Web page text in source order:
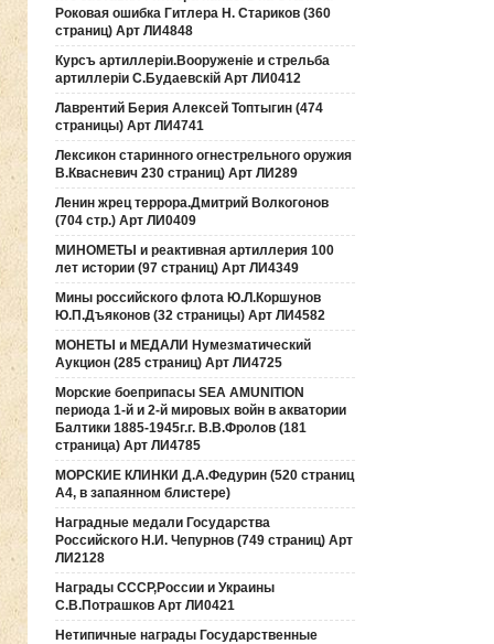
Роковая ошибка Гитлера Н. Стариков (360
страниц) Арт ЛИ4848
Курсъ артиллерiи.Вооруженiе и стрельба
артиллерiи С.Будаевскiй Арт ЛИ0412
Лаврентий Берия Алексей Топтыгин (474
страницы) Арт ЛИ4741
Лексикон старинного огнестрельного оружия
В.Квасневич 230 страниц) Арт ЛИ289
Ленин жрец террора.Дмитрий Волкогонов
(704 стр.) Арт ЛИ0409
МИНОМЕТЫ и реактивная артиллерия 100
лет истории (97 страниц) Арт ЛИ4349
Мины российского флота Ю.Л.Коршунов
Ю.П.Дъяконов (32 страницы) Арт ЛИ4582
МОНЕТЫ и МЕДАЛИ Нумезматический
Аукцион (285 страниц) Арт ЛИ4725
Морские боеприпасы SEA AMUNITION
периода 1-й и 2-й мировых войн в акватории
Балтики 1885-1945г.г. В.В.Фролов (181
страница) Арт ЛИ4785
МОРСКИЕ КЛИНКИ Д.А.Федурин (520 страниц
А4, в запаянном блистере)
Наградные медали Государства
Российского Н.И. Чепурнов (749 страниц) Арт
ЛИ2128
Награды СССР,России и Украины
С.В.Потрашков Арт ЛИ0421
Нетипичные награды Государственные